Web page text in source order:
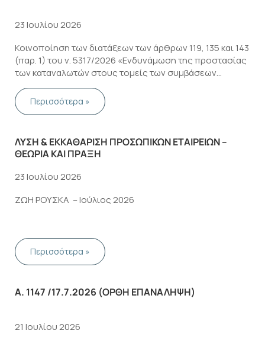
23 Ιουλίου 2026
Κοινοποίηση των διατάξεων των άρθρων 119, 135 και 143
(παρ. 1) του ν. 5317/2026 «Ενδυνάμωση της προστασίας
των καταναλωτών στους τομείς των συμβάσεων
πιστώσεων, των χρηματοοικονομικών υπηρεσιών και
των συμβάσεων που συνάπτονται εξ αποστάσεως,
εκτός καταστήματος και ηλεκτρονικά – Ενσωμάτωση …
Περισσότερα »
ΛΥΣΗ & ΕΚΚΑΘΑΡΙΣΗ ΠΡΟΣΩΠΙΚΩΝ ΕΤΑΙΡΕΙΩΝ –
ΘΕΩΡΊΑ ΚΑΙ ΠΡΆΞΗ
23 Ιουλίου 2026
ΖΩΗ ΡΟΥΣΚΑ – Ιούλιος 2026
Περισσότερα »
Α. 1147 /17.7.2026 (ΟΡΘΉ ΕΠΑΝΆΛΗΨΗ)
21 Ιουλίου 2026